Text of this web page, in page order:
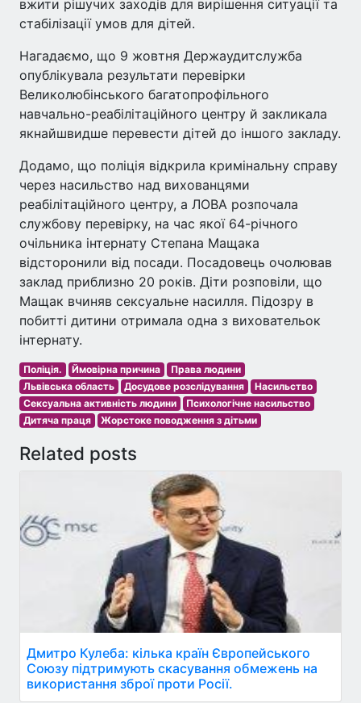
вжити рішучих заходів для вирішення ситуації та
стабілізації умов для дітей.
Нагадаємо, що 9 жовтня Держаудитслужба
опублікувала результати перевірки
Великолюбінського багатопрофільного
навчально-реабілітаційного центру й закликала
якнайшвидше перевести дітей до іншого закладу.
Додамо, що поліція відкрила кримінальну справу
через насильство над вихованцями
реабілітаційного центру, а ЛОВА розпочала
службову перевірку, на час якої 64-річного
очільника інтернату Степана Мащака
відсторонили від посади. Посадовець очолював
заклад приблизно 20 років. Діти розповіли, що
Мащак вчиняв сексуальне насилля. Підозру в
побитті дитини отримала одна з виховательок
інтернату.
Поліція. Ймовірна причина
Права людини
Львівська область
Досудове розслідування
Насильство
Сексуальна активність людини
Психологічне насильство
Дитяча праця
Жорстоке поводження з дітьми
Related posts
Дмитро Кулеба: кілька країн Європейського
Союзу підтримують скасування обмежень на
використання зброї проти Росії.